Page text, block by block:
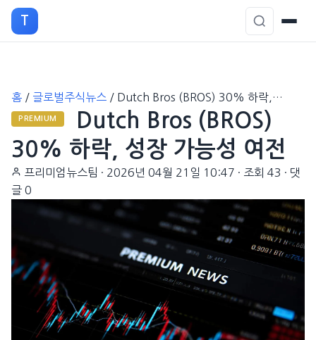
T
홈 / 글로벌주식뉴스 / Dutch Bros (BROS) 30% 하락,…
PREMIUM
Dutch Bros (BROS)
30% 하락, 성장 가능성 여전
프리미엄뉴스팀 · 2026년 04월 21일 10:47 · 조회 43 · 댓
글 0